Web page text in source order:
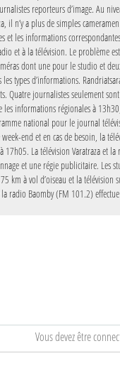
reporteurs d’image. Au
il n’y a plus de simples
et les informations
et à la télévision. Le problème
dont une pour le studio et
types d’informations.
Quatre journalistes seulement
les informations régionales à
national pour le journal
end et en cas de besoin, la
17h05. La télévision Varatraza et
et une régie publicitaire. Les
km à vol d’oiseau et la
radio Baomby (FM 101.2)
Vous devez être